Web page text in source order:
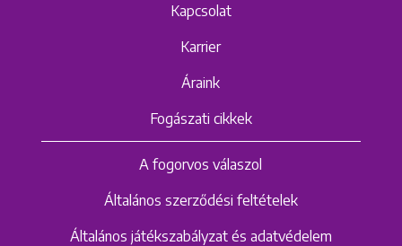
Kapcsolat
Karrier
Áraink
Fogászati cikkek
A fogorvos válaszol
Általános szerződési feltételek
Általános játékszabályzat és adatvédelem